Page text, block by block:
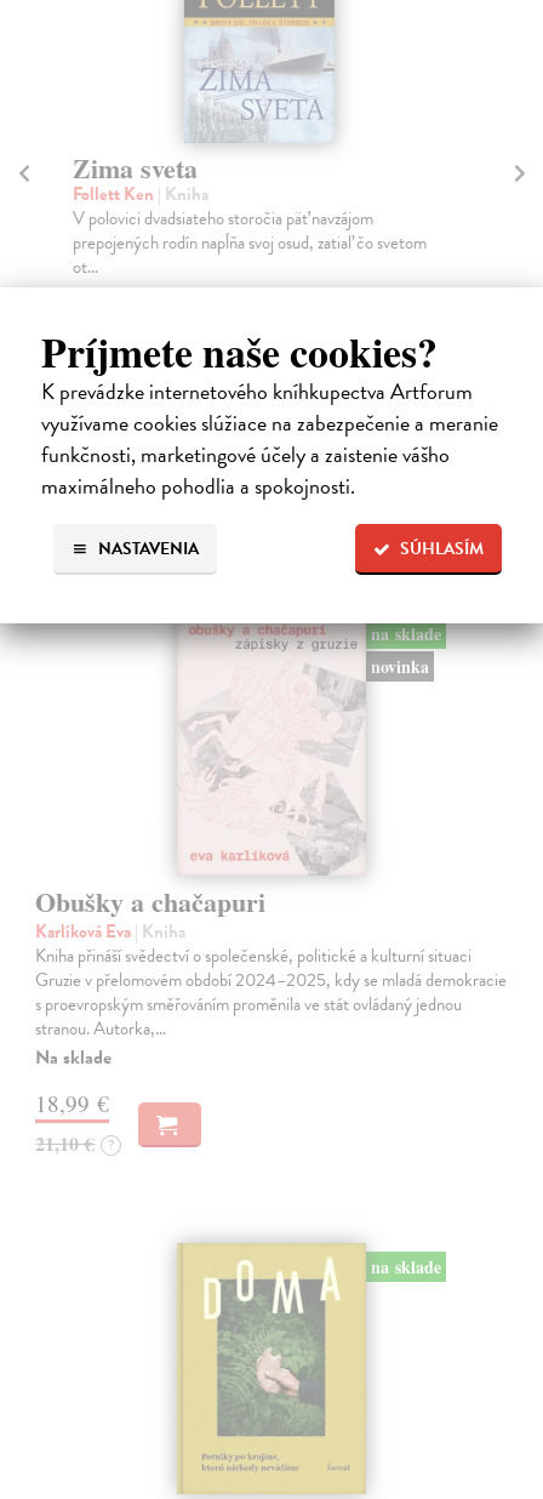
Príjmete naše cookies?
K prevádzke internetového kníhkupectva Artforum
využívame cookies slúžiace na zabezpečenie a meranie
funkčnosti, marketingové účely a zaistenie vášho
maximálneho pohodlia a spokojnosti.
SÚHLASÍM
NASTAVENIA
Zima sveta
Follett Ken | Kniha
V polovici dvadsiateho storočia päť navzájom
prepojených rodín napĺňa svoj osud, zatiaľ čo svetom
ot...
Do 4 dní
23,18 €
23,90 €
Ďalšie z kategórie cestopisy
na sklade
novinka
Obušky a chačapuri
Karlíková Eva| Kniha
Kniha přináší svědectví o společenské, politické a kulturní situaci
Gruzie v přelomovém období 2024–2025, kdy se mladá demokracie
s proevropským směřováním proměnila ve stát ovládaný jednou
stranou. Autorka,…
Na sklade
18,99 €
21,10 € ?
na sklade